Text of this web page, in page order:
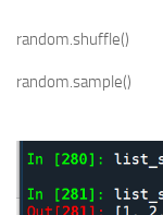
random.shuffle()
random.sample()